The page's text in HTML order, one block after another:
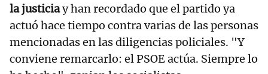
la justiciay han recordado que el partido ya
actuó hace tiempo contra varias de las personas
mencionadas en las diligencias policiales. "Y
conviene remarcarlo: el PSOE actúa. Siempre lo